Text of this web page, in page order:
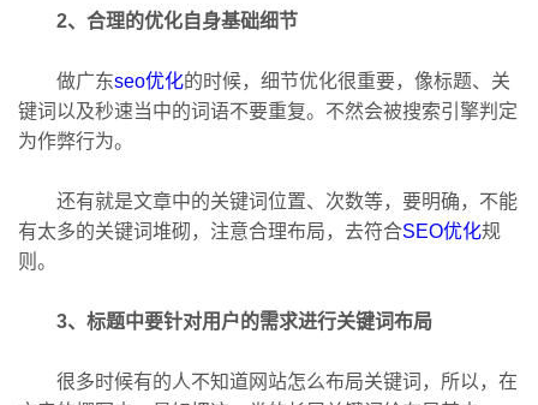
2、合理的优化自身基础细节
做广东seo优化的时候，细节优化很重要，像标题、关
键词以及秒速当中的词语不要重复。不然会被搜索引擎判定
为作弊行为。
还有就是文章中的关键词位置、次数等，要明确，不能
有太多的关键词堆砌，注意合理布局，去符合SEO优化规
则。
3、标题中要针对用户的需求进行关键词布局
很多时候有的人不知道网站怎么布局关键词，所以，在